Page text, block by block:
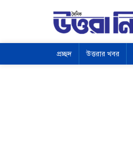
প্রচ্ছদ উত্তরার খবর